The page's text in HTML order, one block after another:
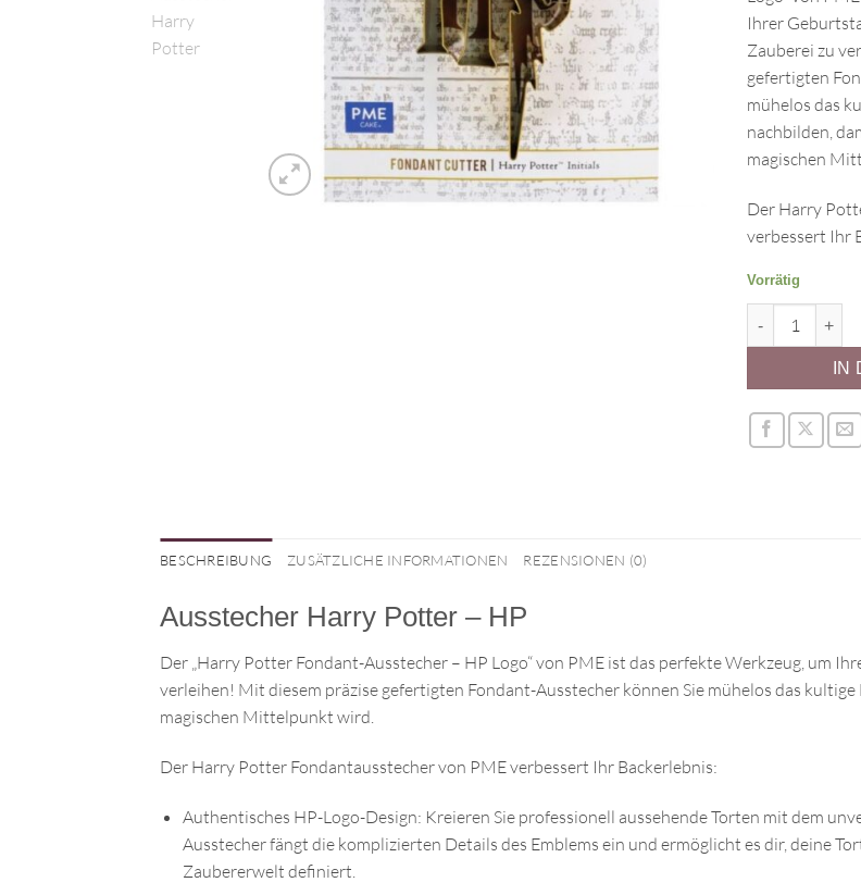
Ihrer
Zauberei zu
gefertigten
mühelos das
nachbilden,
magischen
Der Harry
verbessert Ihr
Vorrätig
IN
BESCHREIBUNG ZUSÄTZLICHE INFORMATIONEN REZENSIONEN (0)
Ausstecher Harry Potter – HP
Der „Harry Potter Fondant-Ausstecher – HP Logo“ von PME ist das perfekte Werkzeug, um
verleihen! Mit diesem präzise gefertigten Fondant-Ausstecher können Sie mühelos das
magischen Mittelpunkt wird.
Der Harry Potter Fondantausstecher von PME verbessert Ihr Backerlebnis:
Authentisches HP-Logo-Design: Kreieren Sie professionell aussehende Torten mit dem
Ausstecher fängt die komplizierten Details des Emblems ein und ermöglicht es dir, deine
Zaubererwelt definiert.